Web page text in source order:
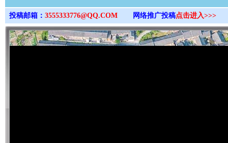
投稿邮箱： 3555333776@QQ.COM 网络推广投稿点击进入>>>